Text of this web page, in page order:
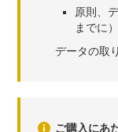
原則、
までに
データの取
ご購入にあ